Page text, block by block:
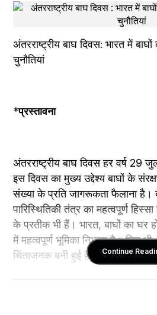
अंतरराष्ट्रीय बाघ दिवस: भारत में
चुनौतियां
*प्रस्तावना
अंतरराष्ट्रीय बाघ दिवस हर वर्ष 29
इस दिवस का मुख्य उद्देश्य बाघों के
संख्या के प्रति जागरूकता फैलाना है।
पारिस्थितिकी तंत्र का महत्वपूर्ण
के प्रतीक भी हैं। भारत, बाघों का घर
में महत्वपूर्ण भूमिका निभाता है। फिर
चिंताजनक बनी हुई है।
Continue